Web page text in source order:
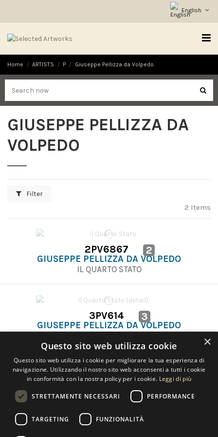
English
Home ARTISTS P Giuseppe Pellizza da Volpedo
GIUSEPPE PELLIZZA DA
VOLPEDO
Filter
2 Items
2PV6867 2
GIUSEPPE PELLIZZA DA VOLPEDO
IL QUARTO STATO
3PV614 3
GIUSEPPE PELLIZZA DA VOLPEDO
Contact us
×
Questo sito web utilizza cookie
Questo sito web utilizza i cookie per migliorare la tua esperienza di
navigazione. Utilizzando il nostro sito web acconsenti a tutti i cookie
in conformità con la nostra policy per i cookie. Leggi di più
STRETTAMENTE NECESSARI PERFORMANCE
TARGETING FUNZIONALITÀ